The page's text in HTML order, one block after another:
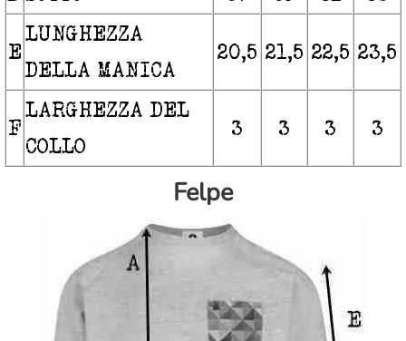
E
LUNGHEZZA
DELLA MANICA
20,5 21,5 22,5 23,5
F
LARGHEZZA DEL
COLLO
3 3 3 3
Felpe